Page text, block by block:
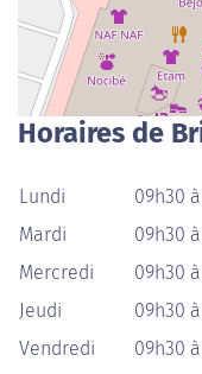
Horaires de
Lundi
09h30
Mardi
09h30
Mercredi
09h30
Jeudi
09h30
Vendredi
09h30